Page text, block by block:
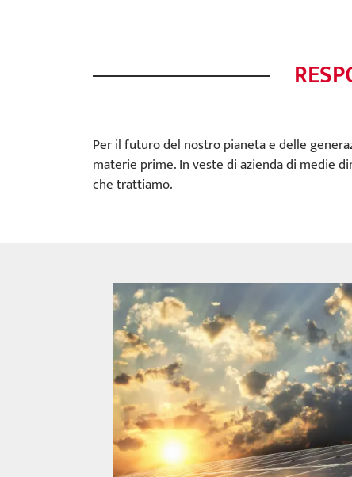
Per il futuro del nostro pianeta e delle
materie prime. In veste di azienda di medie
che trattiamo.